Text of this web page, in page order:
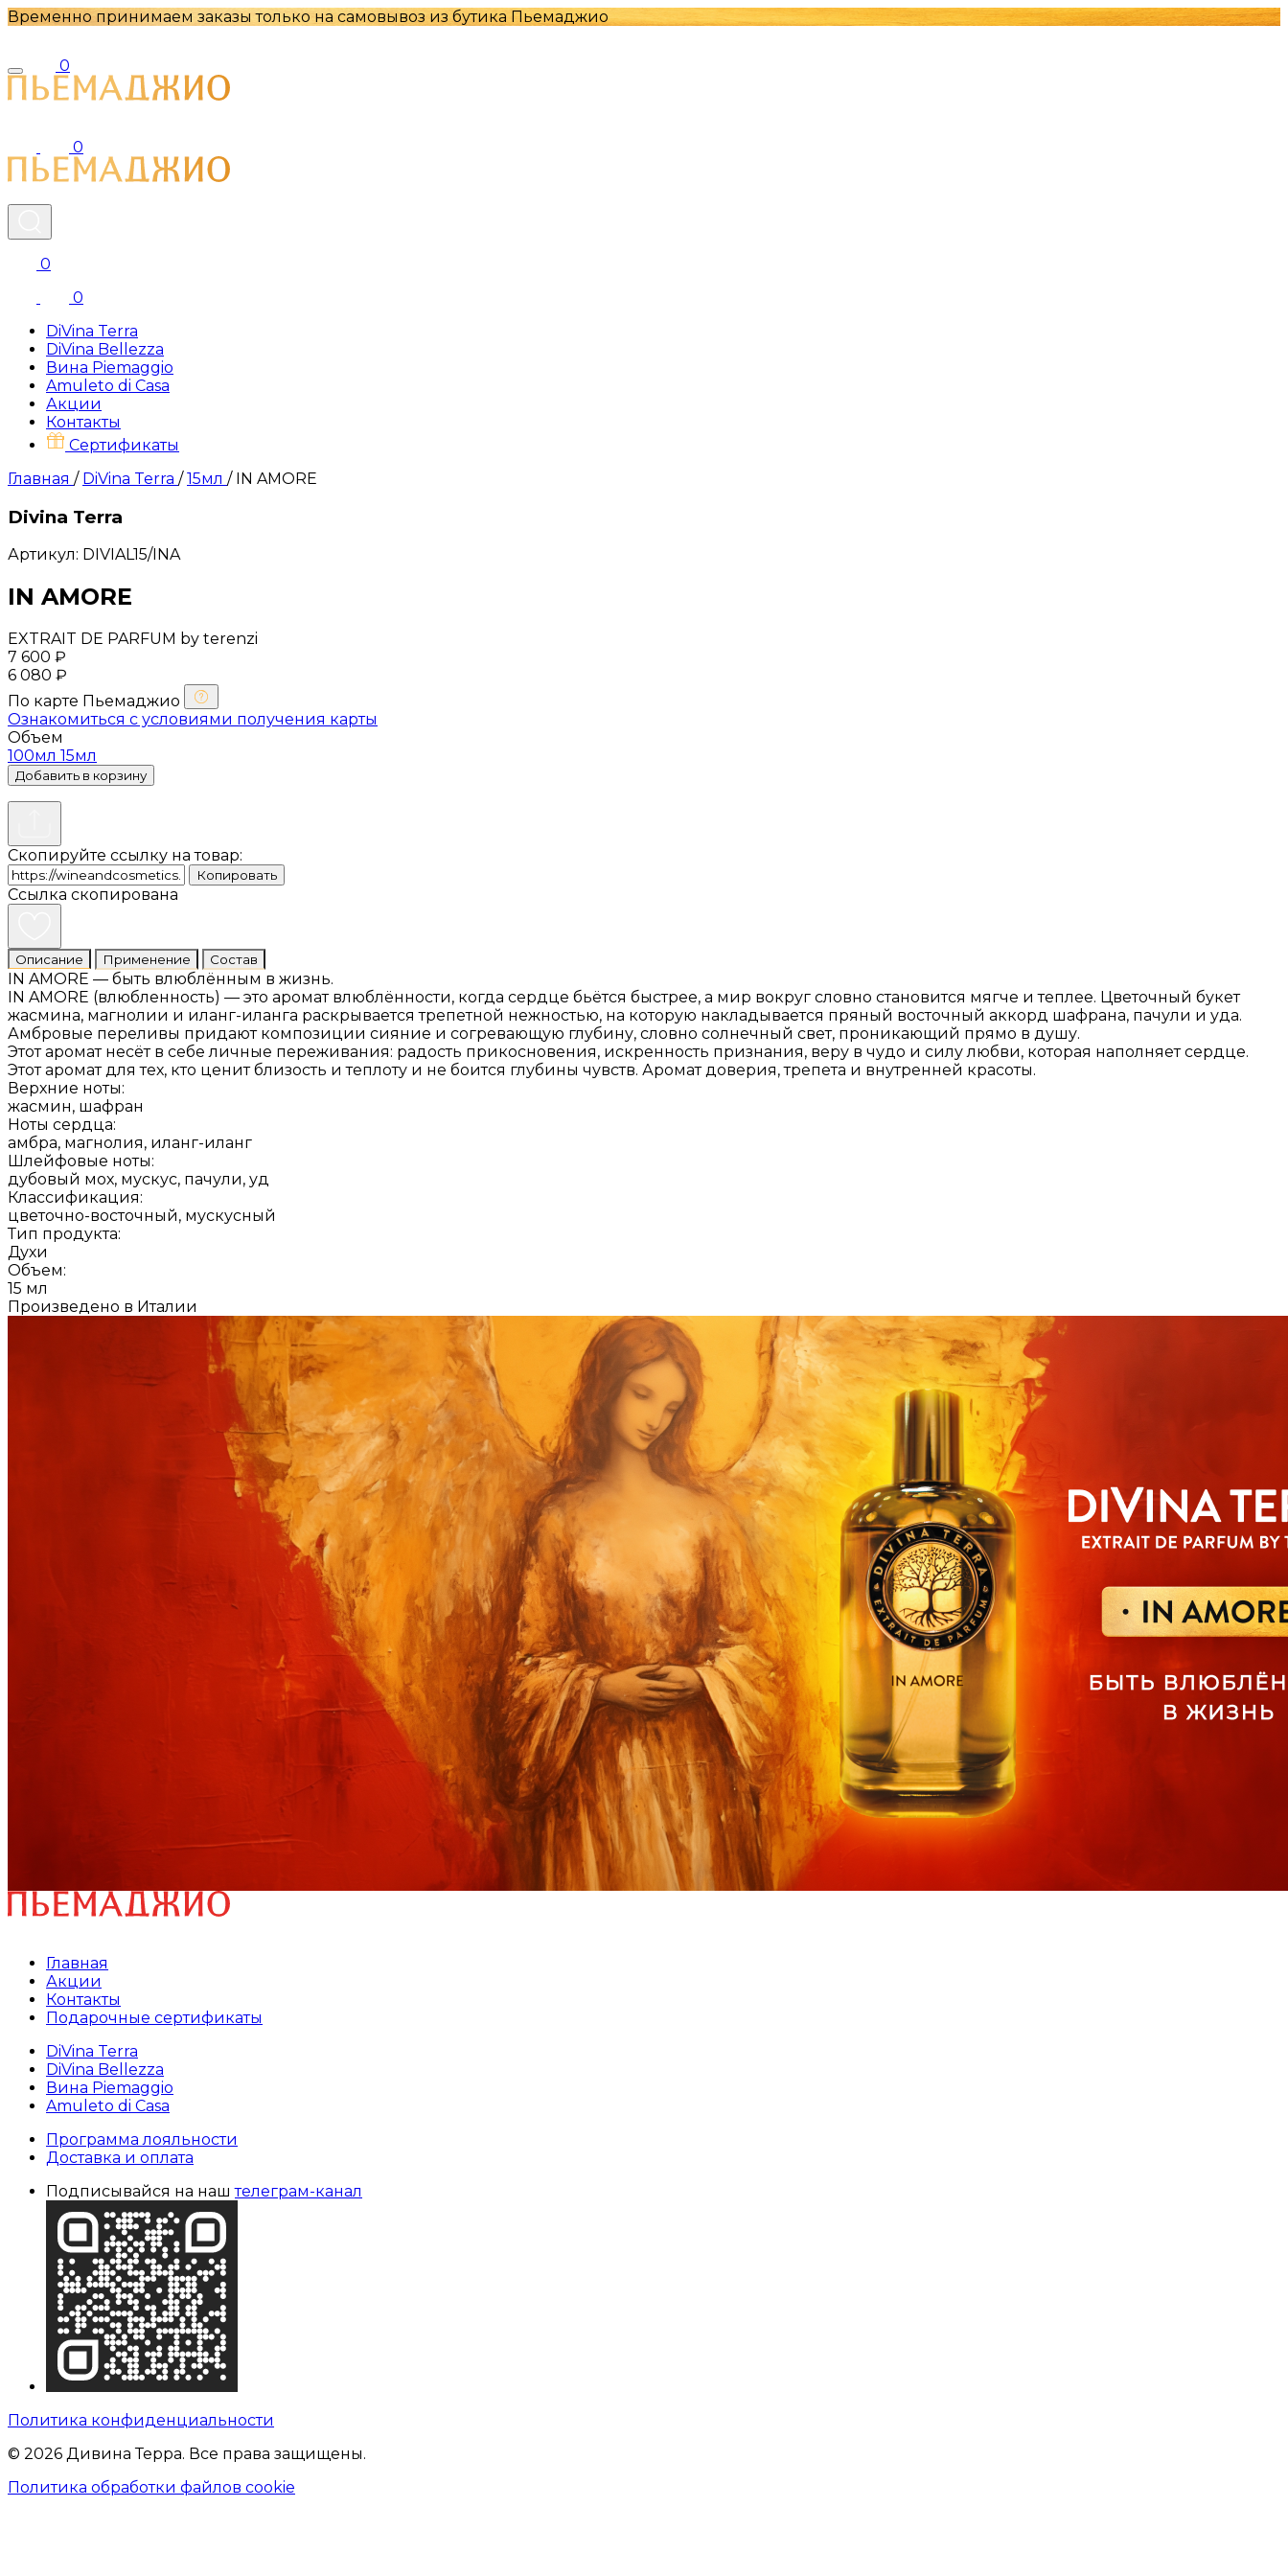
Временно принимаем заказы только на самовывоз из бутика Пьемаджио
0
0
0
0
DiVina Terra
DiVina Bellezza
Вина Piemaggio
Amuleto di Casa
Акции
Контакты
Сертификаты
Главная / DiVina Terra /15мл / IN AMORE
Divina Terra
Артикул: DIVIAL15/INA
IN AMORE
EXTRAIT DE PARFUM by terenzi
7 600 ₽
6 080 ₽
По карте Пьемаджио
Ознакомиться с условиями получения карты
Объем
100мл 15мл
Добавить в корзину
Скопируйте ссылку на товар:
Копировать
Ссылка скопирована
Описание Применение Состав
IN AMORE — быть влюблённым в жизнь.
IN AMORE (влюбленность) — это аромат влюблённости, когда сердце бьётся быстрее, а мир вокруг словно становится мягче и теплее. Цветочный букет
жасмина, магнолии и иланг-иланга раскрывается трепетной нежностью, на которую накладывается пряный восточный аккорд шафрана, пачули и уда.
Амбровые переливы придают композиции сияние и согревающую глубину, словно солнечный свет, проникающий прямо в душу.
Этот аромат несёт в себе личные переживания: радость прикосновения, искренность признания, веру в чудо и силу любви, которая наполняет сердце.
Этот аромат для тех, кто ценит близость и теплоту и не боится глубины чувств. Аромат доверия, трепета и внутренней красоты.
Верхние ноты:
жасмин, шафран
Ноты сердца:
амбра, магнолия, иланг-иланг
Шлейфовые ноты:
дубовый мох, мускус, пачули, уд
Классификация:
цветочно-восточный, мускусный
Тип продукта:
Духи
Объем:
15 мл
Произведено в Италии
Главная
Акции
Контакты
Подарочные сертификаты
DiVina Terra
DiVina Bellezza
Вина Piemaggio
Amuleto di Casa
Программа лояльности
Доставка и оплата
Подписывайся на наштелеграм-канал
Политика конфиденциальности
© 2026 Дивина Терра. Все права защищены.
Политика обработки файлов cookie